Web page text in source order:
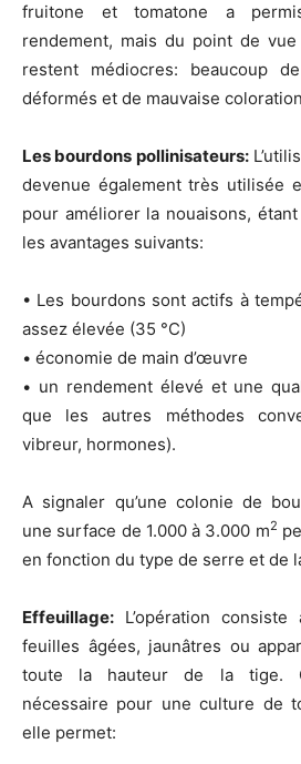
fruitone et tomatone a
rendement, mais du point de
restent médiocres: beaucoup
déformés et de mauvaise
Les bourdons pollinisateurs:
devenue également très utilisée
pour améliorer la nouaisons,
les avantages suivants:
• Les bourdons sont actifs à
assez élevée (35 °C)
• économie de main d’œuvre
• un rendement élevé et une
que les autres méthodes
vibreur, hormones).
A signaler qu’une colonie de
une surface de 1.000 à 3.000 m2
en fonction du type de serre et de
Effeuillage: L’opération
feuilles âgées, jaunâtres ou
toute la hauteur de la tige.
nécessaire pour une culture de
elle permet: